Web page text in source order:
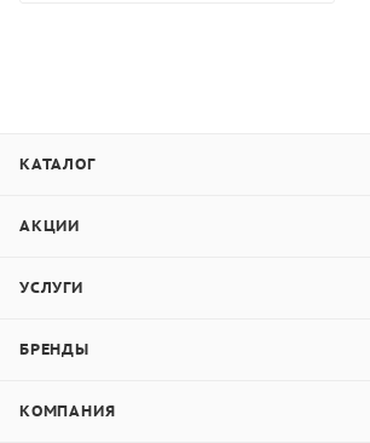
КАТАЛОГ
АКЦИИ
УСЛУГИ
БРЕНДЫ
КОМПАНИЯ